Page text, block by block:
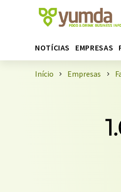
NOTÍCIAS EMPRESAS
Início Empresas